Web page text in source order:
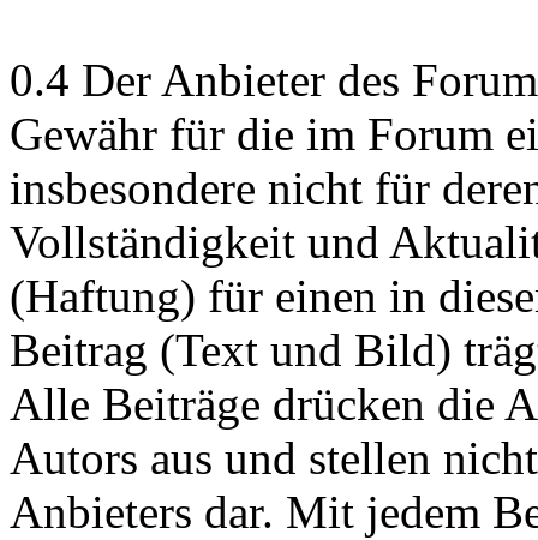
0.4 Der Anbieter des
Gewähr für die im Forum
insbesondere nicht für
Vollständigkeit und
(Haftung) für einen in
Beitrag (Text und Bild)
Alle Beiträge drücken die
Autors aus und stellen
Anbieters dar. Mit jedem